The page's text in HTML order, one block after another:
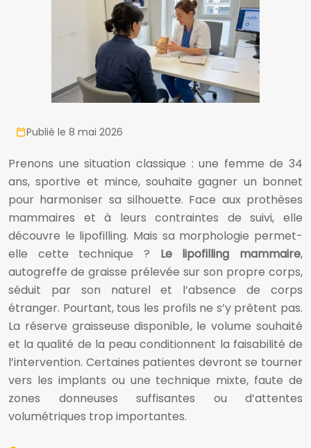
Publié le 8 mai 2026
Prenons une situation classique : une femme de 34
ans, sportive et mince, souhaite gagner un bonnet
pour harmoniser sa silhouette. Face aux prothèses
mammaires et à leurs contraintes de suivi, elle
découvre le lipofilling. Mais sa morphologie permet-
elle cette technique ? Le lipofilling mammaire,
autogreffe de graisse prélevée sur son propre corps,
séduit par son naturel et l’absence de corps
étranger. Pourtant, tous les profils ne s’y prêtent pas.
La réserve graisseuse disponible, le volume souhaité
et la qualité de la peau conditionnent la faisabilité de
l’intervention. Certaines patientes devront se tourner
vers les implants ou une technique mixte, faute de
zones donneuses suffisantes ou d’attentes
volumétriques trop importantes.